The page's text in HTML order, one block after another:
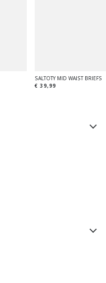
SALTOTY MID WAIST BRIEFS
€ 39,99